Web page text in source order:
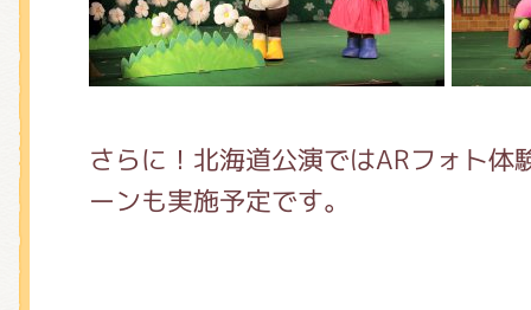
さらに！北海道公演ではARフォト体
ーンも実施予定です。